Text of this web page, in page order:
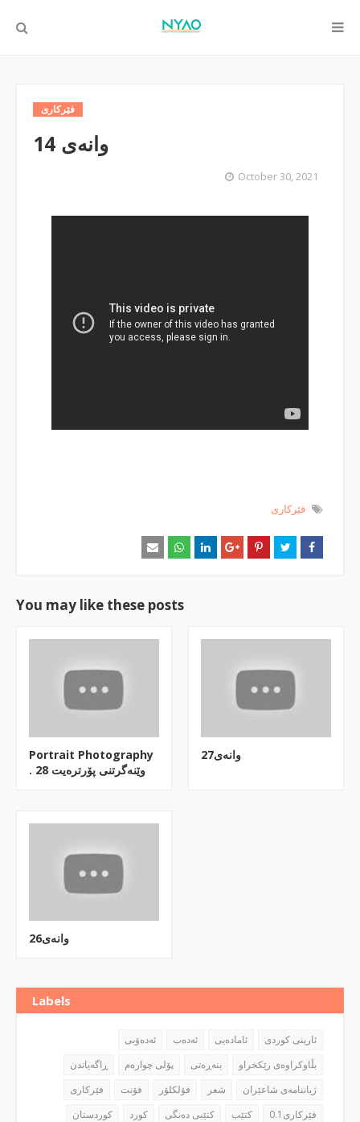
فێركاری
وانه‌ی 14
October 30, 2021
فێركاری
You may like these posts
Portrait Photography
. وێنه‌گرتنی پۆرتره‌یت 28
وانه‌ی27
وانه‌ی26
Labels
ئارینی كوردی ئاماده‌یی ئه‌ده‌ب
ئه‌ده‌ۆبی
بڵاوكراوه‌ی رێكخراو
بنه‌ڕه‌تی پۆلی چواره‌م
ڕاگه‌یاندن
ژیاننامه‌ی شاعێران
شعر فۆلكلۆر فۆنت
فێركاری
فێركاری0.1
كتێب كتێبی ده‌نگی كورد
كوردستان